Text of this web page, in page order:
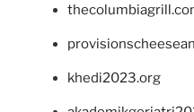
khedi2023.org